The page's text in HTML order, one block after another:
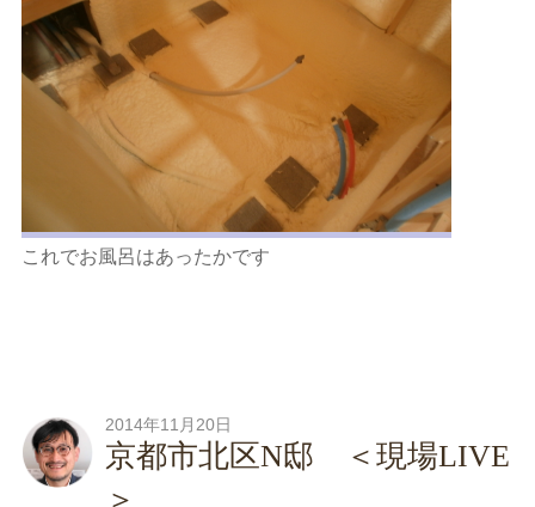
これでお風呂はあったかです
2014年11月20日
京都市北区N邸 ＜現場LIVE
＞